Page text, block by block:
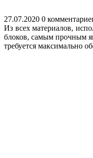
27.07.2020 0
Из всех материалов,
блоков, самым прочным
требуется максимально